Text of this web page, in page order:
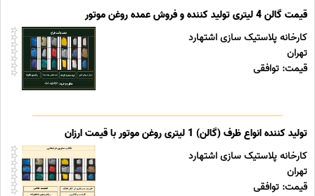
قیمت گالن 4 لیتری تولید کننده و فروش عمده روغن موتور
کارخانه پلاستیک سازی اشتهارد
تهران
قیمت: توافقی
تولید کننده انواع ظرف (گالن) 1 لیتری روغن موتور با قیمت ارزان
کارخانه پلاستیک سازی اشتهارد
تهران
قیمت: توافقی